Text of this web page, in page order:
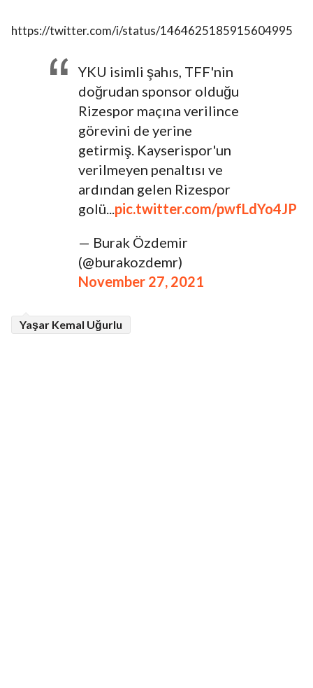
https://twitter.com/i/status/1464625185915604995
YKU isimli şahıs, TFF'nin
doğrudan sponsor olduğu
Rizespor maçına verilince
görevini de yerine
getirmiş. Kayserispor'un
verilmeyen penaltısı ve
ardından gelen Rizespor
golü...pic.twitter.com/pwfLdYo4JP
— Burak Özdemir
(@burakozdemr)
November 27, 2021
Yaşar Kemal Uğurlu